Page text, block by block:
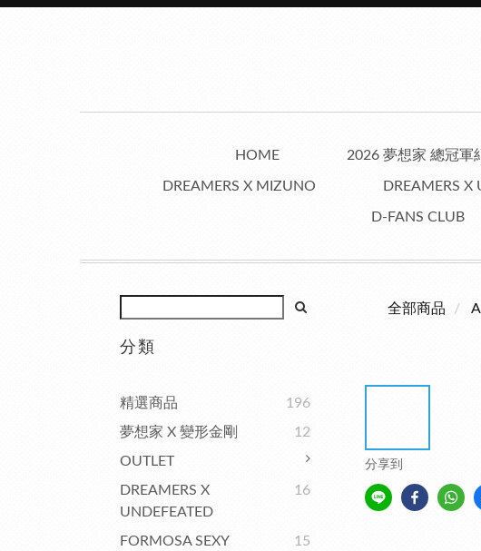
HOME 2026 夢想家 總冠軍
DREAMERS X MIZUNO DREAMERS X
D-FANS CLUB
分類
精選商品
196
夢想家 X 變形金剛
12
OUTLET
DREAMERS X
UNDEFEATED
16
FORMOSA SEXY
15
全部商品
分享到